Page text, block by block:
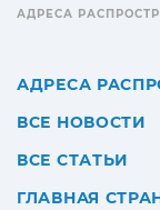
АДРЕСА
АДРЕСА
ВСЕ НОВОСТИ
ВСЕ СТАТЬИ
ГЛАВНАЯ